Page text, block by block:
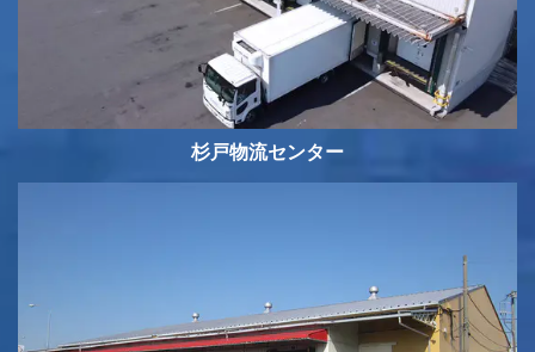
杉戸物流センター